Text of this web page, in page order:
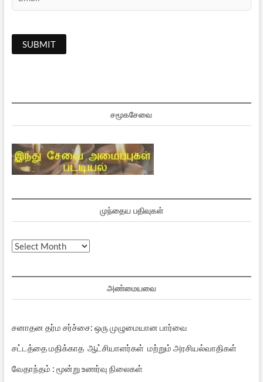
சமூகசேவை
முந்தைய பதிவுகள்
முந்தைய
அண்மையவை
சனாதன தர்ம சர்ச்சை: ஒரு முழுமையான பார்வை
சட்டத்தை மதிக்காத ஆட்சியாளர்கள் மற்றும் அரசியல்வாதிகள்
வேதாந்தம் : மூன்று உணர்வு நிலைகள்